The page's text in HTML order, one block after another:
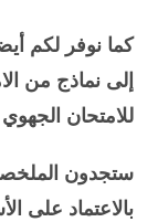
كما نوفر لكم
إلى نماذج من
للامتحان
ستجدون
بالاعتماد على